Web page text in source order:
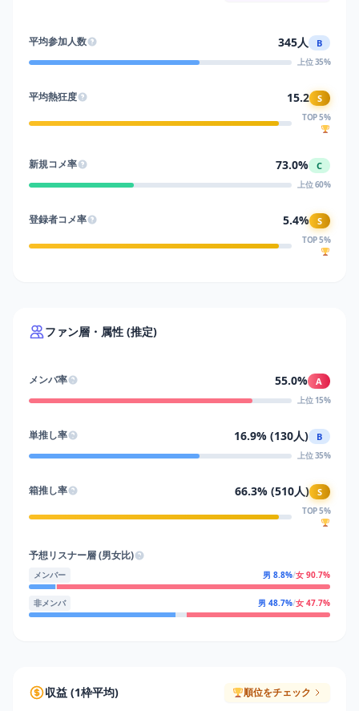
平均参加人数 345人 B
上位 35%
平均熱狂度 15.2 S
TOP 5%
新規コメ率 73.0% C
上位 60%
登録者コメ率 5.4% S
TOP 5%
ファン層・属性 (推定)
メンバ率 55.0% A
上位 15%
単推し率 16.9% (130人) B
上位 35%
箱推し率 66.3% (510人) S
TOP 5%
予想リスナー層 (男女比)
メンバー 男 8.8%/女 90.7%
非メンバ 男 48.7%/女 47.7%
収益 (1枠平均) 順位をチェック